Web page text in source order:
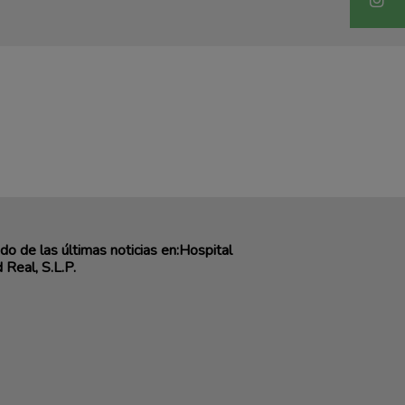
de las últimas noticias en:Hospital
S.L.P.